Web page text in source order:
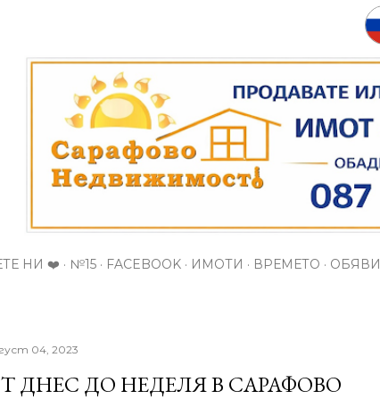
НИ ❤️ №15 FACEBOOK ИМОТИ ВРЕМЕТО ОБЯВИ
04, 2023
ДНЕС ДО НЕДЕЛЯ В САРАФОВО